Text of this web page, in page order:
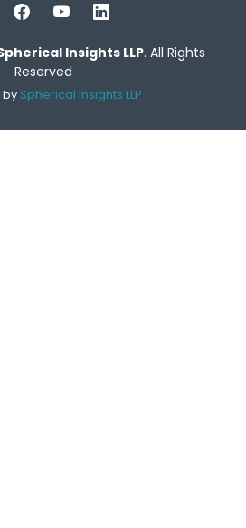
Insights LLP. All Rights
Reserved
by Spherical Insights LLP